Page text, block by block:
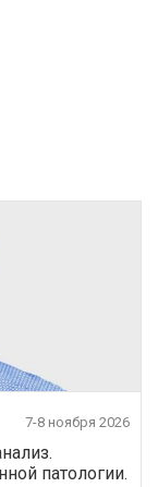
7-8 ноября 2026
патологии.